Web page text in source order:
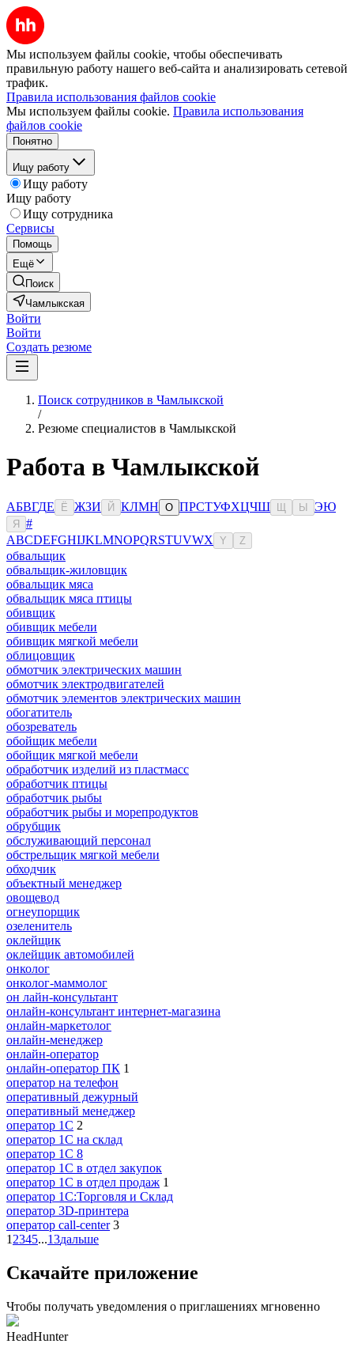
Мы используем файлы cookie, чтобы обеспечивать
правильную работу нашего веб-сайта и анализировать сетевой
трафик.
Правила использования файлов cookie
Мы используем файлы cookie. Правила использования
файлов cookie
Понятно
Ищу работу
Ищу работу
Ищу работу
Ищу сотрудника
Сервисы
Помощь
Ещё
Поиск
Чамлыкская
Войти
Войти
Создать резюме
Поиск сотрудников в Чамлыкской
/
Резюме специалистов в Чамлыкской
Работа в Чамлыкской
АБВГДЕ Ё ЖЗИ Й КЛМН О ПРСТУФХЦЧШ Ы ЭЮ
Я
#
ABCDEFGHIJKLMNOPQRSTUVWX Y Z
обвальщик
обвальщик-жиловщик
обвальщик мяса
обвальщик мяса птицы
обивщик
обивщик мебели
обивщик мягкой мебели
облицовщик
обмотчик электрических машин
обмотчик электродвигателей
обмотчик элементов электрических машин
обогатитель
обозреватель
обойщик мебели
обойщик мягкой мебели
обработчик изделий из пластмасс
обработчик птицы
обработчик рыбы
обработчик рыбы и морепродуктов
обрубщик
обслуживающий персонал
обстрельщик мягкой мебели
обходчик
объектный менеджер
овощевод
огнеупорщик
озеленитель
оклейщик
оклейщик автомобилей
онколог
онколог-маммолог
он лайн-консультант
онлайн-консультант интернет-магазина
онлайн-маркетолог
онлайн-менеджер
онлайн-оператор
онлайн-оператор ПК 1
опeрaтoр нa тeлeфoн
оперативный дежурный
оперативный менеджер
оператор 1C 2
оператор 1C на склад
оператор 1С 8
оператор 1С в отдел закупок
оператор 1С в отдел продаж 1
оператор 1С:Торговля и Склад
оператор 3D-принтера
оператор call-center 3
1 2345...13дальше
Скачайте приложение
Чтобы получать уведомления о приглашениях мгновенно
HeadHunter